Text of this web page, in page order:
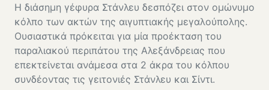
Η διάσημη γέφυρα Στάνλευ δεσπόζει στον ομώνυμο
κόλπο των ακτών της αιγυπτιακής μεγαλούπολης.
Ουσιαστικά πρόκειται για μία προέκταση του
παραλιακού περιπάτου της Αλεξάνδρειας που
επεκτείνεται ανάμεσα στα 2 άκρα του κόλπου
συνδέοντας τις γειτονιές Στάνλευ και Σίντι.